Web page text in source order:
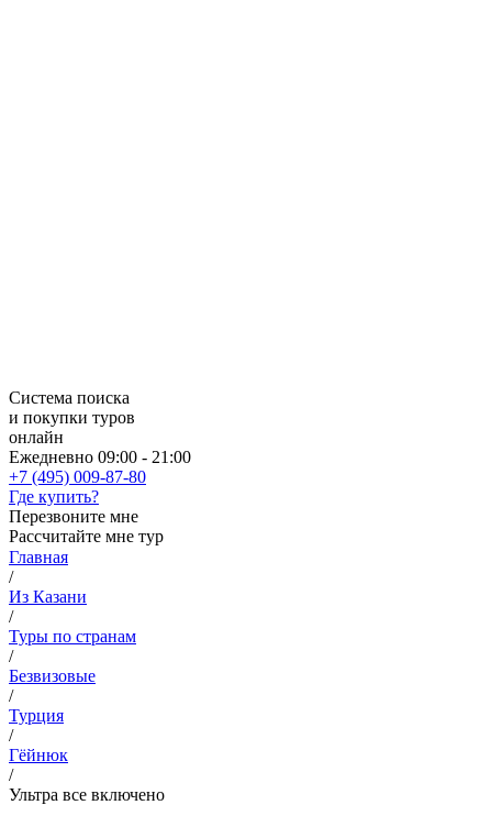
Система поиска
и покупки туров
онлайн
Ежедневно 09:00 - 21:00
+7 (495) 009-87-80
Где купить?
Перезвоните мне
Рассчитайте мне тур
Главная
/
Из Казани
/
Туры по странам
/
Безвизовые
/
Турция
/
Гёйнюк
/
Ультра все включено